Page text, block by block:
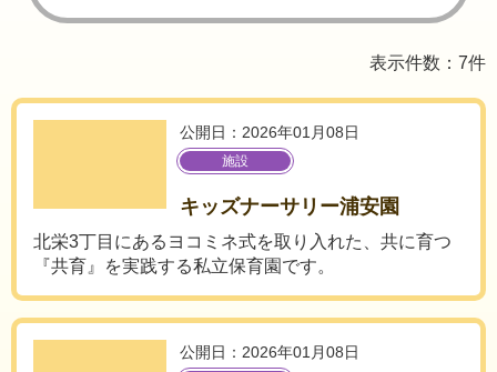
表示件数：7件
公開日：2026年01月08日
施設
キッズナーサリー浦安園
北栄3丁目にあるヨコミネ式を取り入れた、共に育つ
『共育』を実践する私立保育園です。
公開日：2026年01月08日